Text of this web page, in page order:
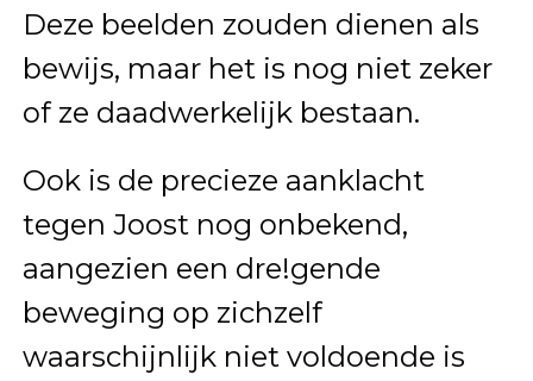
Deze beelden zouden dienen als
bewijs, maar het is nog niet zeker
of ze daadwerkelijk bestaan.
Ook is de precieze aanklacht
tegen Joost nog onbekend,
aangezien een dre!gende
beweging op zichzelf
waarschijnlijk niet voldoende is